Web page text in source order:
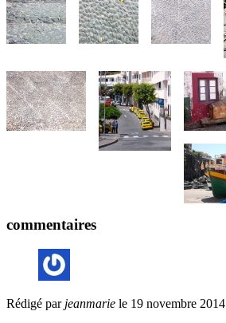
commentaires
Rédigé par jeanmarie le 19 novembre 2014